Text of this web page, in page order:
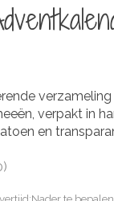
verpakt in
en
dit product is